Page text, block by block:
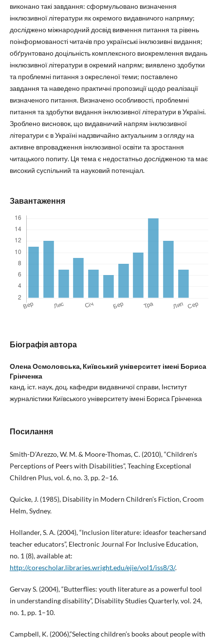
виконано такі завдання: сформульовано визначення
інклюзивної літератури як окремого видавничого напряму;
досліджено міжнародний досвід вивчення питання та рівень
поінформованості читачів про українські інклюзивні видання;
обґрунтовано доцільність комплексного виокремлення видань
інклюзивної літератури в окремий напрям; виявлено здобутки
та проблемні питання з окресленої теми; поставлено
завдання та наведено практичні пропозиції щодо реалізації
визначеного питання. Визначено особливості, проблемні
питання та здобутки видання інклюзивної літератури в Україні.
Зроблено висновок, що видавничий напрям інклюзивної
літератури є в Україні надзвичайно актуальним з огляду на
активне впровадження інклюзивної освіти та зростання
читацького попиту. Ця тема є недостатньо дослідженою та має
високий суспільний та науковий потенціал.
Завантаження
Біографія автора
Олена Осмоловська, Київський університет імені Бориса
Грінченка
канд. іст. наук, доц. кафедри видавничої справи, Інститут
журналістики Київського університету імені Бориса Грінченка
Посилання
Smith-D’Arezzo, W. M. & Moore-Thomas, C. (2010), “Children’s
Perceptions of Peers with Disabilities”, Teaching Exceptional
Children Plus, vol. 6, no. 3, pp. 2–16.
Quicke, J. (1985), Disability in Modern Children’s Fiction, Croom
Helm, Sydney.
Hollander, S. A. (2004), “Inclusion literature: ideasfor teachersand
teacher educators”, Electronic Journal For Inclusive Education,
no. 1 (8), available at:
http://corescholar.libraries.wright.edu/ejie/vol1/iss8/3/.
Gervay S. (2004), “Butterflies: youth literature as a powerful tool
in understanding disability”, Disability Studies Quarterly, vol. 24,
no. 1, pp. 1–10.
Campbell, K. (2006),“Selecting children’s books about people with